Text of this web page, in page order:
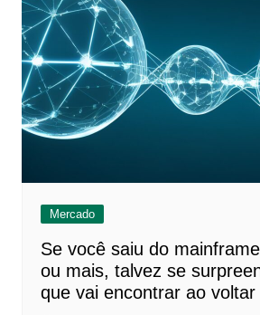
Mercado
Se você saiu do
ou mais, talvez se
que vai encontrar ao voltar